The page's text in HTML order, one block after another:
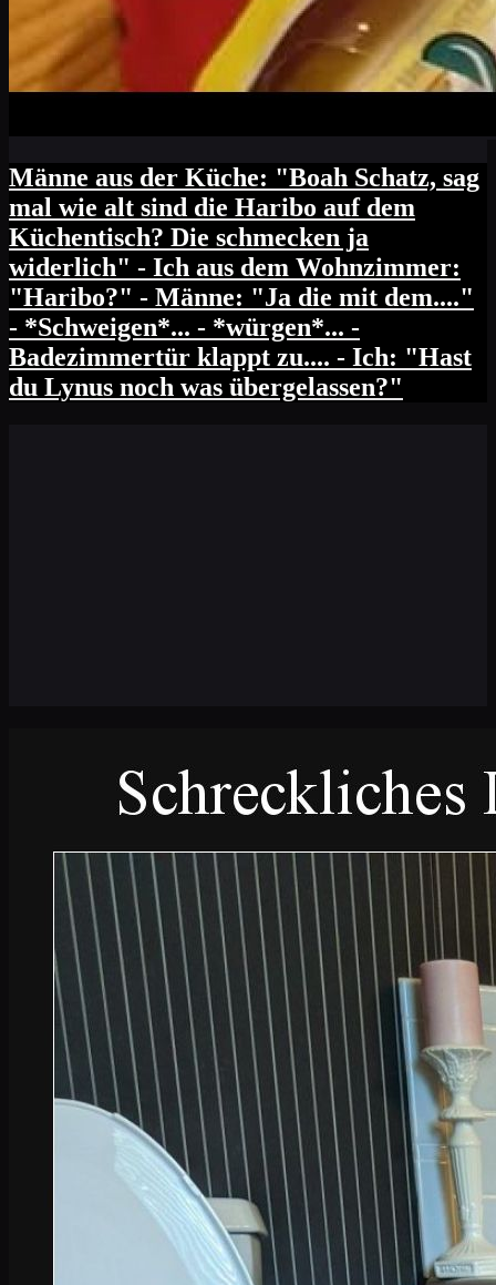
Männe aus der Küche: "Boah Schatz, sag
mal wie alt sind die Haribo auf dem
Küchentisch? Die schmecken ja
widerlich" - Ich aus dem Wohnzimmer:
"Haribo?" - Männe: "Ja die mit dem...."
- *Schweigen*... - *würgen*... -
Badezimmertür klappt zu.... - Ich: "Hast
du Lynus noch was übergelassen?"